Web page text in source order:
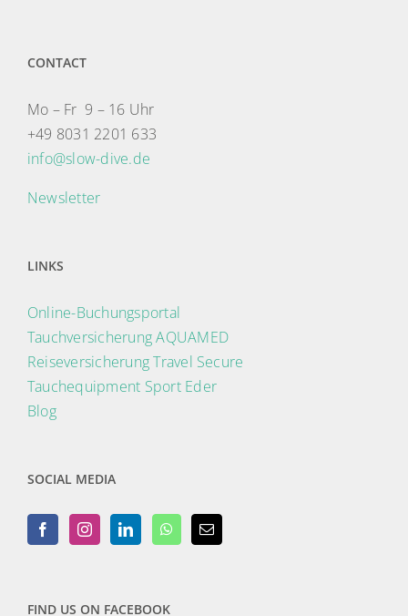
CONTACT
Mo – Fr 9 – 16 Uhr
+49 8031 2201 633
info@slow-dive.de
Newsletter
LINKS
Online-Buchungsportal
Tauchversicherung AQUAMED
Reiseversicherung Travel Secure
Tauchequipment Sport Eder
Blog
SOCIAL MEDIA
FIND US ON FACEBOOK